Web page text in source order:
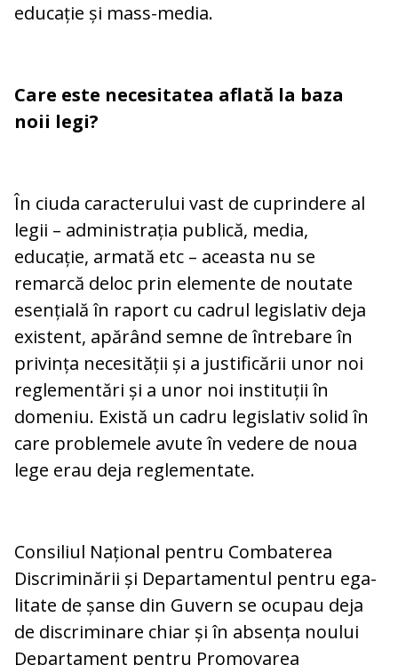
educație și mass-media.
Care este necesitatea aflată la baza
noii legi?
În ciuda caracterului vast de cuprindere al
legii – administrația publică, media,
educație, armată etc – aceasta nu se
remarcă deloc prin elemente de noutate
esențială în raport cu cadrul legislativ deja
existent, apărând semne de întrebare în
privința necesității și a justificării unor noi
reglementări și a unor noi instituții în
domeniu. Există un cadru legislativ solid în
care problemele avute în vedere de noua
lege erau deja reglementate.
Consiliul Național pentru Combaterea
Discriminării și Departamentul pentru ega­
li­tate de șanse din Guvern se ocupau deja
de discriminare chiar și în absența noului
Departament pentru Promovarea